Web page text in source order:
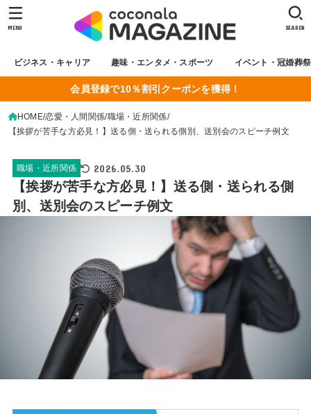
ビジネス・キャリア 趣味・エンタメ・スポーツ イベント・冠婚葬祭
SEARCH
MENU
会員登録で10％割引クーポンを獲得！
HOME 恋愛・人間関係 職場・近所関係
【挨拶が苦手な方必見！】送る側・送られる側別、送別会のスピーチ例文
職場・近所関係 2026.05.30
【挨拶が苦手な方必見！】送る側・送られる側
別、送別会のスピーチ例文